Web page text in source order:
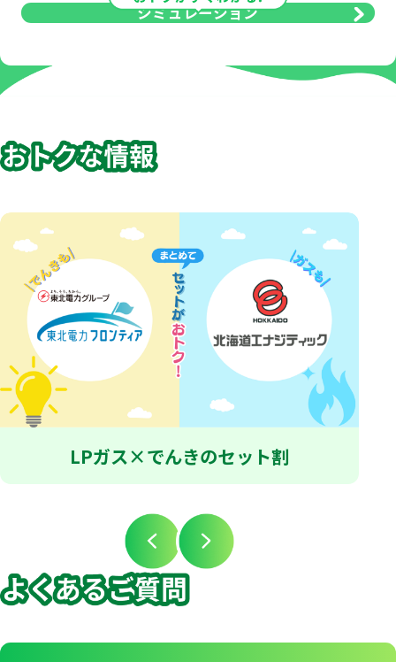
シミュレーション
LPガス×でんきのセット割